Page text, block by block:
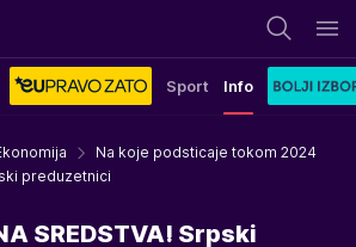
Sport Info
Na koje podsticaje tokom 2024
preduzetnici
SREDSTVA! Srpski